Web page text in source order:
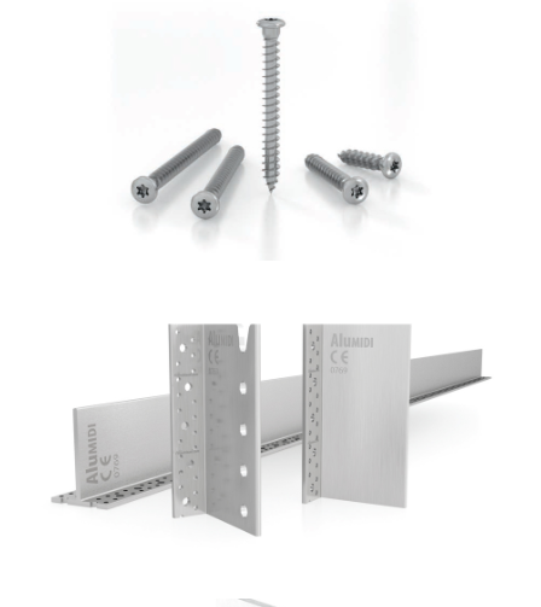
Vite LBS
ROTHOBLAAS
Staffa a scomparsa Alumidi
ROTHOBLAAS